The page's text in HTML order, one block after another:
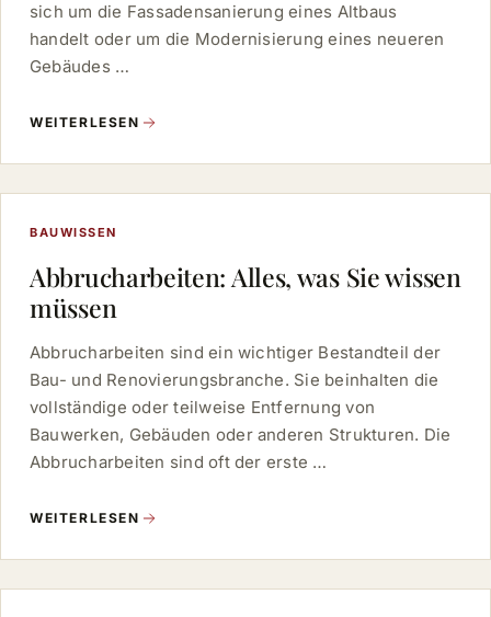
sich um die Fassadensanierung eines Altbaus
handelt oder um die Modernisierung eines neueren
Gebäudes …
WEITERLESEN
BAUWISSEN
Abbrucharbeiten: Alles, was Sie wissen
müssen
Abbrucharbeiten sind ein wichtiger Bestandteil der
Bau- und Renovierungsbranche. Sie beinhalten die
vollständige oder teilweise Entfernung von
Bauwerken, Gebäuden oder anderen Strukturen. Die
Abbrucharbeiten sind oft der erste …
WEITERLESEN